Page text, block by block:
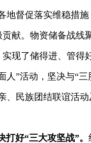
地督促落实维稳措
献。 物资储备战线
现了储得进、管得
人”活动，坚决与“
、民族团结联谊活动
打好“三大攻坚战”。